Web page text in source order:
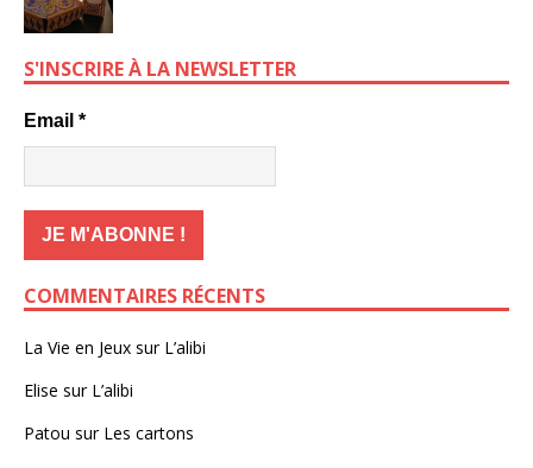
S'INSCRIRE À LA NEWSLETTER
Email *
COMMENTAIRES RÉCENTS
La Vie en Jeux sur L’alibi
Elise sur L’alibi
Patou sur Les cartons